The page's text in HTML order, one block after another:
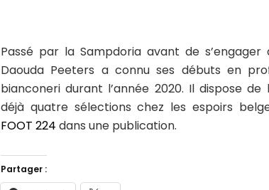
Passé par la Sampdoria avant de
Daouda Peeters a connu ses débuts en
bianconeri durant l’année 2020. Il dispose
déjà quatre sélections chez les espoirs
FOOT 224 dans une publication.
Partager :